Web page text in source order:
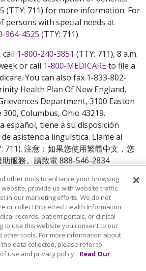
(TTY: 711) for more information. For
persons with special needs at
964-4525 (TTY: 711).
call 1-800-240-3851 (TTY: 711), 8 a.m.
or call 1-800-MEDICAREto file a
You can also fax 1-833-802-
Health Plan Of New England,
Department, 3100 Easton
300, Columbus, Ohio 43219.
español, tiene a su disposición
asistencia lingüística. Llame al
711). 注意：如果您使用繁體中文，您
服務。請致電 888-546-2834
Plan Of New England. All rights
other tools to enhance your browsing
provide us with website traffic
in our marketing efforts. We do not
or collect Protected Health Information
records, patient portals, or clinical
to use this website you consent to our
other tools. For more information about
data collected, please refer to
use and privacy policy. Read Our